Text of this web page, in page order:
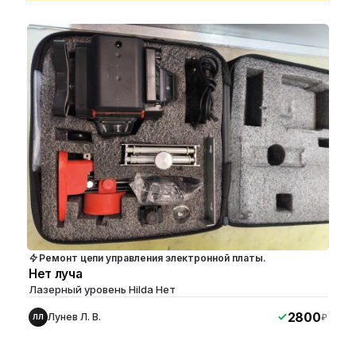
Ремонт цепи управления электронной платы.
Нет луча
Лазерный уровень Hilda Нет
ЛЛ Лунев Л. В. 2800₽